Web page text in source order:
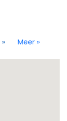
» Meer »